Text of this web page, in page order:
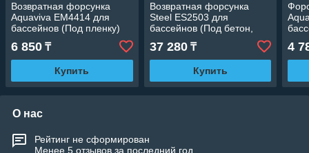
Возвратная форсунка
Aquaviva EM4414 для
бассейнов (Под пленку)
6 850 ₸
Купить
Возвратная форсунка
Steel ES2503 для
бассейнов (Под бетон,
нержавеющая сталь)
37 280₸
Купить
4
О нас
Рейтинг не сформирован
Менее 5 отзывов за последний год